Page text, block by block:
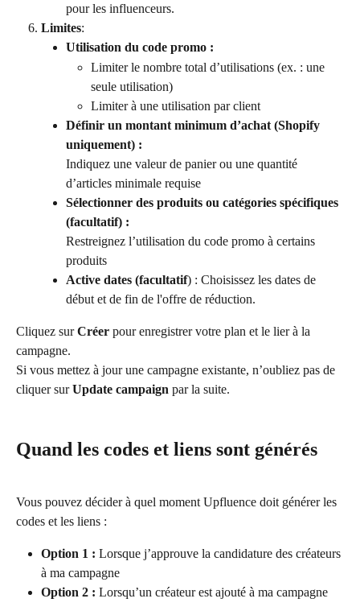
pour les influenceurs.
Limites:
Utilisation du code promo :
Limiter le nombre total d’utilisations (ex. : une
seule utilisation)
Limiter à une utilisation par client
Définir un montant minimum d’achat (Shopify
uniquement) :
Indiquez une valeur de panier ou une quantité
d’articles minimale requise
Sélectionner des produits ou catégories spécifiques
(facultatif) :
Restreignez l’utilisation du code promo à certains
produits
Active dates (facultatif) : Choisissez les dates de
début et de fin de l'offre de réduction.
Cliquez sur Créer pour enregistrer votre plan et le lier à la
campagne.
Si vous mettez à jour une campagne existante, n’oubliez pas de
cliquer sur Update campaign par la suite.
Quand les codes et liens sont générés
Vous pouvez décider à quel moment Upfluence doit générer les
codes et les liens :
Option 1 : Lorsque j’approuve la candidature des créateurs
à ma campagne
Option 2 : Lorsqu’un créateur est ajouté à ma campagne